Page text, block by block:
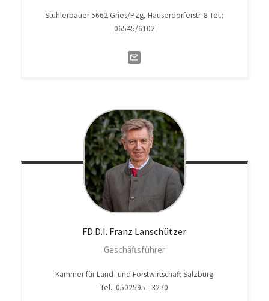
Stuhlerbauer 5662 Gries/Pzg, Hauserdorferstr. 8 Tel.:
06545/6102
FD.D.I. Franz Lanschützer
Geschäftsführer
Kammer für Land- und Forstwirtschaft Salzburg
Tel.: 0502595 - 3270